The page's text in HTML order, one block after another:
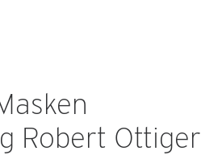
Robert Ottiger